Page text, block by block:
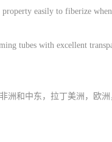
property easily to fiberize
tubes with excellent
洲和中东，拉丁美洲，欧洲